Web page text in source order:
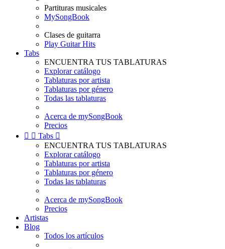
Partituras musicales
MySongBook
Clases de guitarra
Play Guitar Hits
Tabs
ENCUENTRA TUS TABLATURAS
Explorar catálogo
Tablaturas por artista
Tablaturas por género
Todas las tablaturas
Acerca de mySongBook
Precios
  Tabs 
ENCUENTRA TUS TABLATURAS
Explorar catálogo
Tablaturas por artista
Tablaturas por género
Todas las tablaturas
Acerca de mySongBook
Precios
Artistas
Blog
Todos los artículos